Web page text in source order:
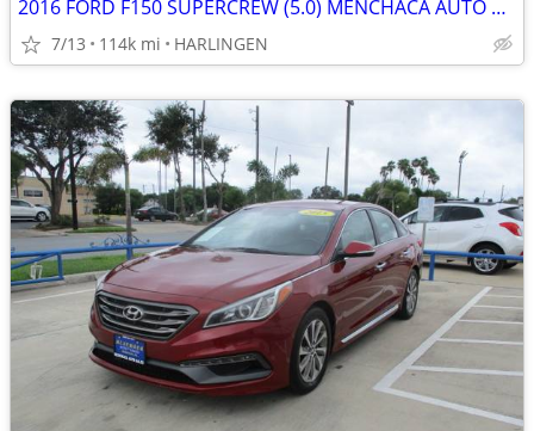
2016 FORD F150 SUPERCREW (5.0) MENCHACA AUTO SALES
7/13 114k mi HARLINGEN